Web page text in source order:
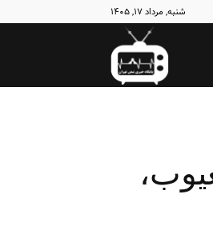
شنبه, مرداد ۱۷, ۱۴۰۵
نبض